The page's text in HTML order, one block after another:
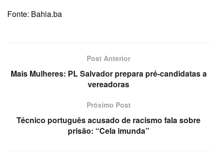
Fonte: Bahia.ba
Post Anterior
Mais Mulheres: PL Salvador prepara pré-candidatas a
vereadoras
Próximo Post
Técnico português acusado de racismo fala sobre
prisão: “Cela imunda”